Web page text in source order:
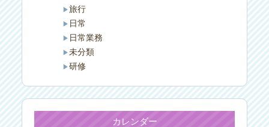
旅行
日常
日常業務
未分類
研修
カレンダー